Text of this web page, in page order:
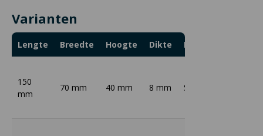
Varianten
Lengte Breedte Hoogte Dikte Materiaal
150
mm
70 mm 40 mm 8 mm S235